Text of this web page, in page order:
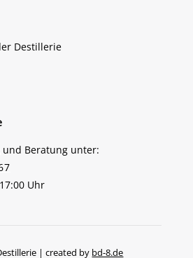
Destillerie
Beratung unter:
Uhr
| created by bd-8.de